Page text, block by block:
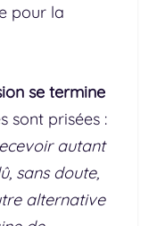
pour la
se termine
sont prisées :
autant
sans doute,
alternative